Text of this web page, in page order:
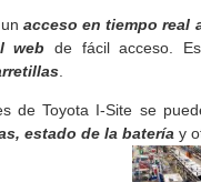
unacceso en tiempo real
web de fácil acceso.
de Toyota I-Site se
estado de la batería y